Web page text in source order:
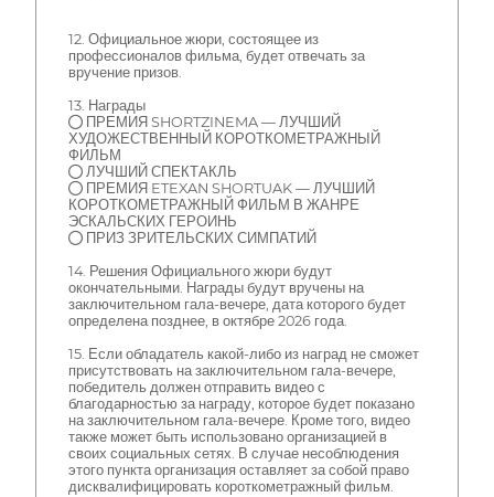
12. Официальное жюри, состоящее из
профессионалов фильма, будет отвечать за
вручение призов.
13. Награды
● ПРЕМИЯ SHORTZINEMA — ЛУЧШИЙ
ХУДОЖЕСТВЕННЫЙ КОРОТКОМЕТРАЖНЫЙ
ФИЛЬМ
● ЛУЧШИЙ СПЕКТАКЛЬ
● ПРЕМИЯ ETEXAN SHORTUAK — ЛУЧШИЙ
КОРОТКОМЕТРАЖНЫЙ ФИЛЬМ В ЖАНРЕ
ЭСКАЛЬСКИХ ГЕРОИНЬ
● ПРИЗ ЗРИТЕЛЬСКИХ СИМПАТИЙ
14. Решения Официального жюри будут
окончательными. Награды будут вручены на
заключительном гала-вечере, дата которого будет
определена позднее, в октябре 2026 года.
15. Если обладатель какой-либо из наград не сможет
присутствовать на заключительном гала-вечере,
победитель должен отправить видео с
благодарностью за награду, которое будет показано
на заключительном гала-вечере. Кроме того, видео
также может быть использовано организацией в
своих социальных сетях. В случае несоблюдения
этого пункта организация оставляет за собой право
дисквалифицировать короткометражный фильм.